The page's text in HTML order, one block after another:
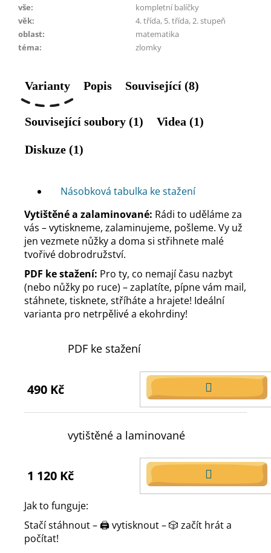
vše:
kompletní balíčky
věk:
4. třída, 5. třída, 2. stupeň
oblast:
matematika
téma: zlomky
Varianty Popis Související (8)
Související soubory (1) Videa (1)
Diskuze (1)
Vytištěné a zalaminované: Rádi to uděláme za
vás – vytiskneme, zalaminujeme, pošleme. Vy už
jen vezmete nůžky a doma si střihnete malé
tvořivé dobrodružství.
PDF ke stažení: Pro ty, co nemají času nazbyt
(nebo nůžky po ruce) – zaplatíte, pípne vám mail,
stáhnete, tisknete, stříháte a hrajete! Ideální
varianta pro netrpělivé a ekohrdiny!
PDF ke stažení
490 Kč
DO
KOŠÍKU
vytištěné a laminované
1 120 Kč
DO
KOŠÍKU
Jak to funguje:
Stačí stáhnout – 🖨️ vytisknout – 🎲 začít hrát a
počítat!
Násobková tabulka ke stažení